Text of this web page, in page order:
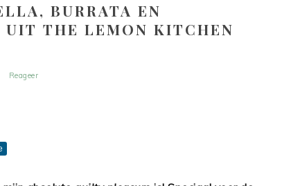
BURRATA EN
UIT THE LEMON KITCHEN
Reageer